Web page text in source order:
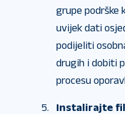
grupe podrške
uvijek dati
podijeliti
drugih i dobiti
procesu
Instalirajte